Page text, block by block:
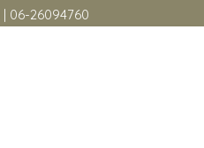
| 06-26094760